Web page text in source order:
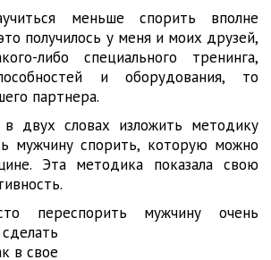
меньше спорить вполне
получилось у меня и моих друзей,
либо специального тренинга,
и оборудования, то
партнера.
двух словах изложить методику
мужчину спорить, которую можно
Эта методика показала свою
переспорить мужчину очень
в свое